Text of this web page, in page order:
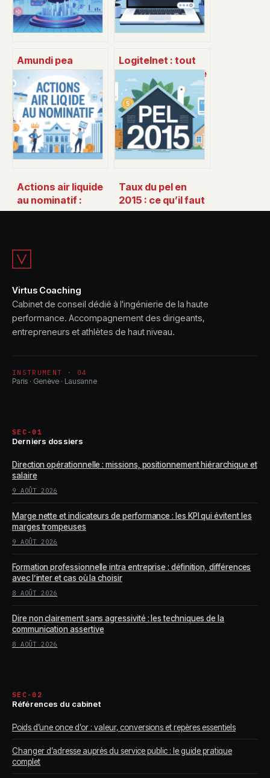
Amundi pea
nasdaq-100 ucits
etf acc : avis, frais
et mode d’emploi
Logitelnet : tout
comprendre sur le
logiciel, ses
usages et ses
alternatives
Actions air liquide
au nominatif :
fonctionnement,
Taux du pel en
2015 : ce qu’il faut
retenir pour vos
Virtus Coaching
Cabinet de conseil dédié à l'ingénierie de la haute
performance. Accompagnement des dirigeants,
entrepreneurs et athlètes de haut niveau.
INSTRUMENT · 04
Paris · Genève · Lausanne
SEC-01
Derniers dossiers
Direction opérationnelle : missions, positionnement hiérarchique et
salaire
9 AOÛT 2026
Marge nette et indicateurs de performance : les KPI qui évitent les
marges trompeuses
9 AOÛT 2026
Formation professionnelle intra entreprise : définition, différences
avec l’inter et cas où la choisir
8 AOÛT 2026
Dire non clairement sans agressivité : les techniques de la
communication assertive
8 AOÛT 2026
SEC-02
Références du cabinet
Poids d’une once d’or : valeur, conversions et repères essentiels
Changer d’adresse auprès du service public : le guide pratique
complet